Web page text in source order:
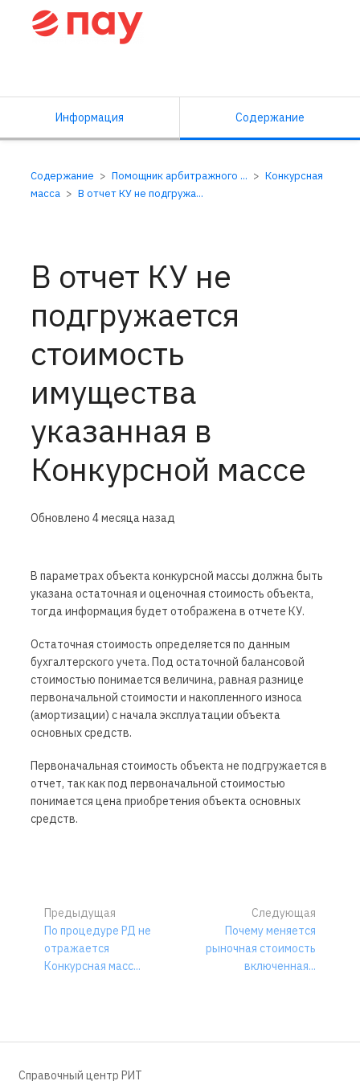
Информация Содержание
Содержание Помощник арбитражного ...
Конкурсная
масса
В отчет КУ не подгружа...
В отчет КУ не
подгружается
стоимость
имущества
указанная в
Конкурсной массе
Обновлено 4 месяца назад
В параметрах объекта конкурсной массы должна быть
указана остаточная и оценочная стоимость объекта,
тогда информация будет отображена в отчете КУ.
Остаточная стоимость определяется по данным
бухгалтерского учета. Под остаточной балансовой
стоимостью понимается величина, равная разнице
первоначальной стоимости и накопленного износа
(амортизации) с начала эксплуатации объекта
основных средств.
Первоначальная стоимость объекта не подгружается в
отчет, так как под первоначальной стоимостью
понимается цена приобретения объекта основных
средств.
Предыдущая
По процедуре РД не
отражается
Конкурсная масс...
Следующая
Почему меняется
рыночная стоимость
включенная...
Справочный центр РИТ